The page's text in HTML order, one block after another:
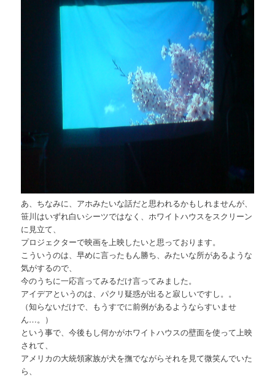
あ、ちなみに、アホみたいな話だと思われるかもしれませんが、
笹川はいずれ白いシーツではなく、ホワイトハウスをスクリーン
に見立て、
プロジェクターで映画を上映したいと思っております。
こういうのは、早めに言ったもん勝ち、みたいな所があるような
気がするので、
今のうちに一応言ってみるだけ言ってみました。
アイデアというのは、パクリ疑惑が出ると寂しいですし。。
（知らないだけで、もうすでに前例があるようならすいませ
ん…。）
という事で、今後もし何かがホワイトハウスの壁面を使って上映
されて、
アメリカの大統領家族が犬を撫でながらそれを見て微笑んでいた
ら、